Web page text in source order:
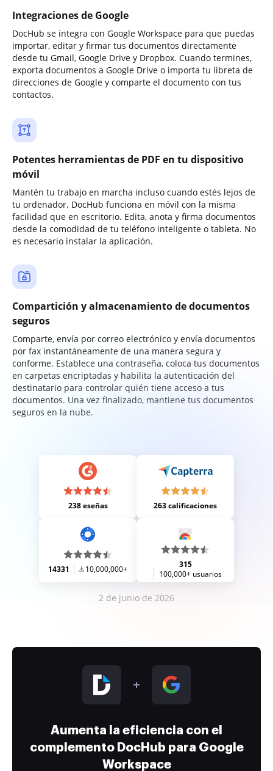
Integraciones de Google
DocHub se integra con Google Workspace para que puedas
importar, editar y firmar tus documentos directamente
desde tu Gmail, Google Drive y Dropbox. Cuando termines,
exporta documentos a Google Drive o importa tu libreta de
direcciones de Google y comparte el documento con tus
contactos.
Potentes herramientas de PDF en tu dispositivo
móvil
Mantén tu trabajo en marcha incluso cuando estés lejos de
tu ordenador. DocHub funciona en móvil con la misma
facilidad que en escritorio. Edita, anota y firma documentos
desde la comodidad de tu teléfono inteligente o tableta. No
es necesario instalar la aplicación.
Compartición y almacenamiento de documentos
seguros
Comparte, envía por correo electrónico y envía documentos
por fax instantáneamente de una manera segura y
conforme. Establece una contraseña, coloca tus documentos
en carpetas encriptadas y habilita la autenticación del
destinatario para controlar quién tiene acceso a tus
documentos. Una vez finalizado, mantiene tus documentos
seguros en la nube.
238 eseñas 263 calificaciones
14331 10,000,000+
315
100,000+ usuarios
2 de junio de 2026
Aumenta la eficiencia con el
complemento DocHub para Google
Workspace